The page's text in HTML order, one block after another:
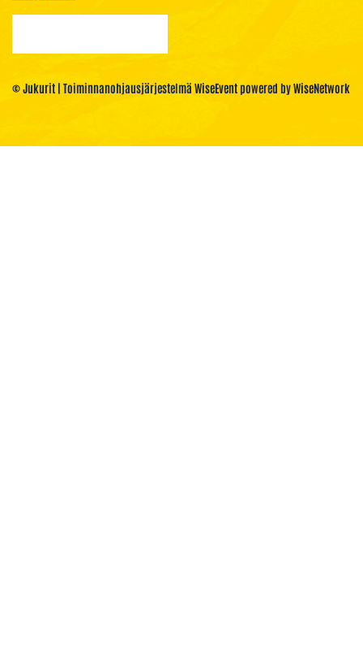
© Jukurit | Toiminnanohjausjärjestelmä WiseEventpowered byWiseNetwork